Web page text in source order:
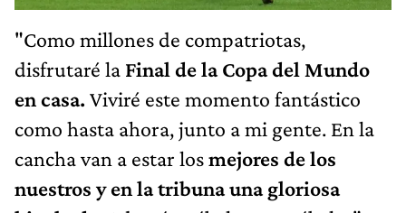
"Como millones de compatriotas,
disfrutaré la Final de la Copa del Mundo
en casa. Viviré este momento fantástico
como hasta ahora, junto a mi gente. En la
cancha van a estar losmejores de los
nuestros y en la tribuna una gloriosa